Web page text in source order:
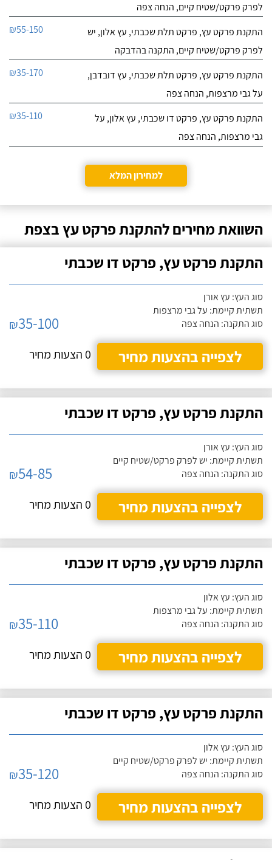
לפרק פרקט/שטיח קיים, הנחה צפה
התקנת פרקט עץ, פרקט תלת שכבתי, עץ אלון, יש
לפרק פרקט/שטיח קיים, התקנה בהדבקה
₪55-150
התקנת פרקט עץ, פרקט תלת שכבתי, עץ דובדבן,
על גבי מרצפות, הנחה צפה
₪35-170
התקנת פרקט עץ, פרקט דו שכבתי, עץ אלון, על
גבי מרצפות, הנחה צפה
₪35-110
למחירון המלא
השוואת מחירים להתקנת פרקט עץ בצפת
התקנת פרקט עץ, פרקט דו שכבתי
סוג העץ: עץ אורן
תשתית קיימת: על גבי מרצפות
סוג התקנה: הנחה צפה
₪35-100
לצפייה בהצעות מחיר
0 הצעות מחיר
התקנת פרקט עץ, פרקט דו שכבתי
סוג העץ: עץ אורן
תשתית קיימת: יש לפרק פרקט/שטיח קיים
סוג התקנה: הנחה צפה
₪54-85
לצפייה בהצעות מחיר
0 הצעות מחיר
התקנת פרקט עץ, פרקט דו שכבתי
סוג העץ: עץ אלון
תשתית קיימת: על גבי מרצפות
סוג התקנה: הנחה צפה
₪35-110
לצפייה בהצעות מחיר
0 הצעות מחיר
התקנת פרקט עץ, פרקט דו שכבתי
סוג העץ: עץ אלון
תשתית קיימת: יש לפרק פרקט/שטיח קיים
סוג התקנה: הנחה צפה
₪35-120
לצפייה בהצעות מחיר
0 הצעות מחיר